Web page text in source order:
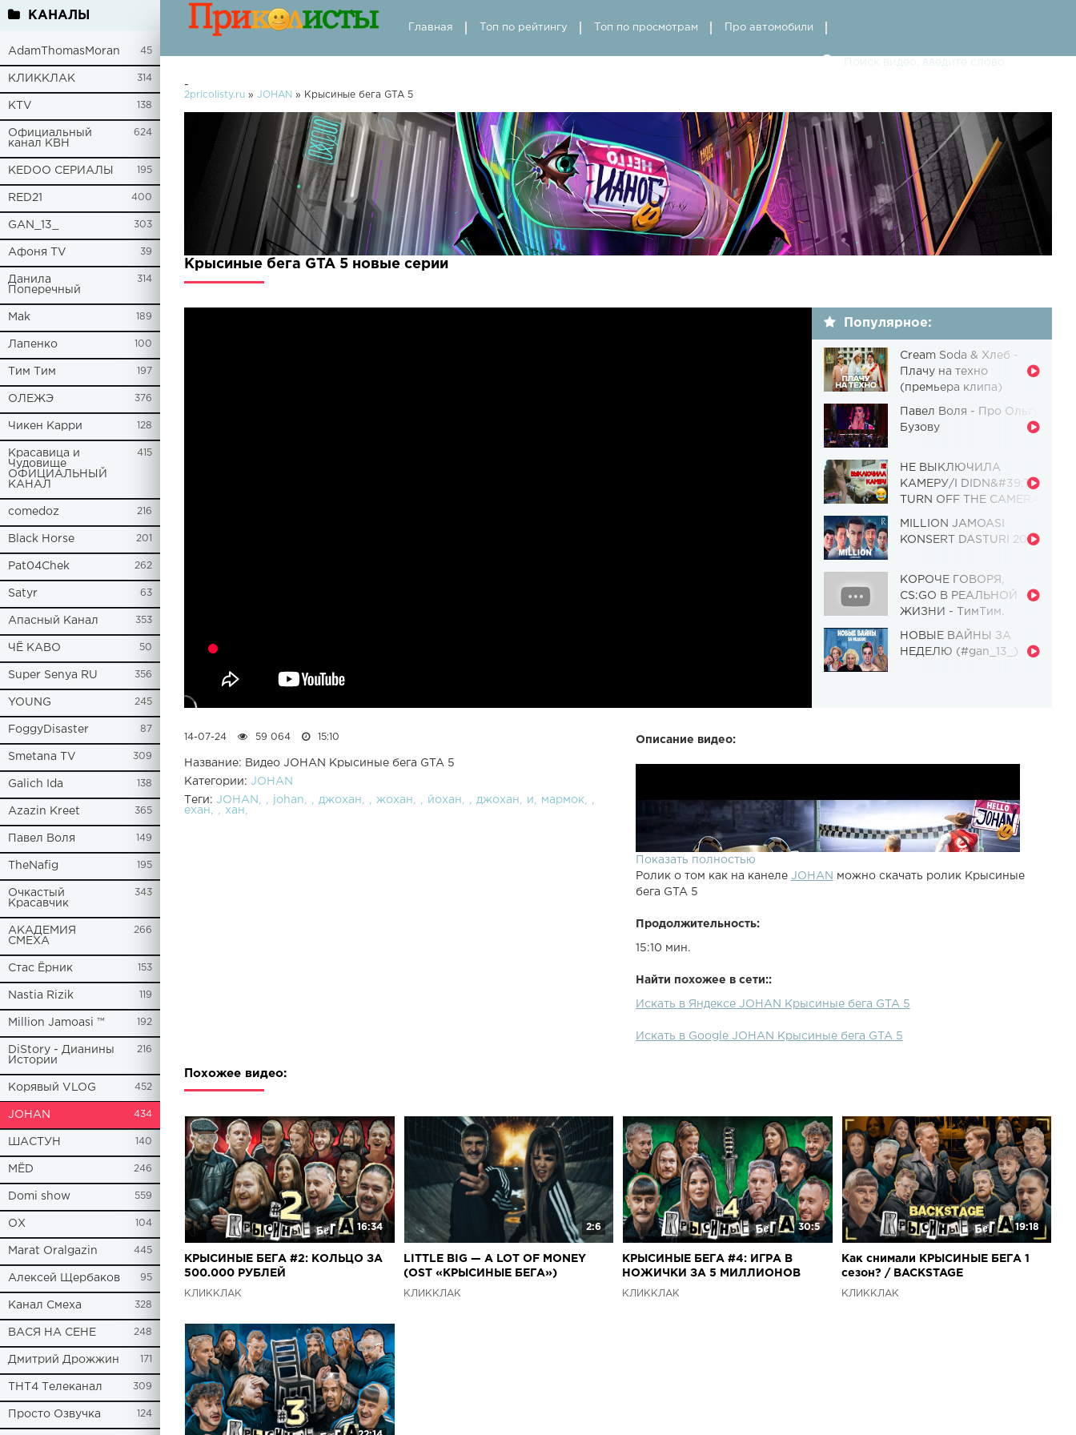
КАНАЛЫ
AdamThomasMoran 45
КЛИККЛАК 314
KTV 138
Официальный
канал КВН
624
KEDOO СЕРИАЛЫ 195
RED21 400
GAN_13_ 303
Афоня TV 39
Данила
Поперечный
314
Mak 189
Лапенко 100
Tим Тим 197
ОЛЕЖЭ 376
Чикен Карри 128
Красавица и
Чудовище
ОФИЦИАЛЬНЫЙ
КАНАЛ
415
comedoz 216
Black Horse 201
Pat04Chek 262
Satyr 63
Апасный Канал 353
ЧЁ КАВО 50
Super Senya RU 356
YOUNG 245
FoggyDisaster 87
Smetana TV 309
Galich Ida 138
Azazin Kreet 365
Павел Воля 149
TheNafig 195
Очкастый
Красавчик
343
АКАДЕМИЯ
СМЕХА
266
Стас Ёрник 153
Nastia Rizik 119
Million Jamoasi ™ 192
DiStory - Дианины
Истории
216
Корявый VLOG 452
JOHAN 434
ШАСТУН 140
МЁD 246
Domi show 559
ОХ 104
Marat Oralgazin 445
Алексей Щербаков 95
Канал Смеха 328
ВАСЯ НА СЕНЕ 248
Дмитрий Дрожжин 171
ТНТ4 Телеканал 309
Просто Озвучка 124
Главная Топ по рейтингу Топ по просмотрам Про автомобили
-
2pricolisty.ru » JOHAN » Крысиные бега GTA 5
Крысиные бега GTA 5 новые серии
Популярное:
Cream Soda & Хлеб -
Плачу на техно
(премьера клипа)
Павел Воля - Про Ольгу
Бузову
НЕ ВЫКЛЮЧИЛА
КАМЕРУ/I DIDN&#39;T
TURN OFF THE CAMERA
Чудовище] (Выпуск 110)
MILLION JAMOASI
KONSERT DASTURI 2019
КОРОЧЕ ГОВОРЯ,
CS:GO В РЕАЛЬНОЙ
ЖИЗНИ - ТимТим.
НОВЫЕ ВАЙНЫ ЗА
НЕДЕЛЮ (#gan_13_)
Описание видео:
Показать полностью
Ролик о том как на канеле JOHAN можно скачать ролик Крысиные
бега GTA 5
Продолжительность:
15:10 мин.
Найти похожее в сети::
Искать в Яндексе JOHAN Крысиные бега GTA 5
Искать в Google JOHAN Крысиные бега GTA 5
14-07-24 59 064 15:10
Название: Видео JOHAN Крысиные бега GTA 5
Категории: JOHAN
Теги: JOHAN johan джохан жохан йохан джохан и
мармок
ехан
хан
Похожее видео:
16:34
КРЫСИНЫЕ БЕГА #2: КОЛЬЦО ЗА
500.000 РУБЛЕЙ
КЛИККЛАК
2:6
LITTLE BIG — A LOT OF MONEY
(OST «КРЫСИНЫЕ БЕГА»)
КЛИККЛАК
30:5
КРЫСИНЫЕ БЕГА #4: ИГРА В
НОЖИЧКИ ЗА 5 МИЛЛИОНОВ
КЛИККЛАК
19:18
Как снимали КРЫСИНЫЕ БЕГА 1
cезон? / BACKSTAGE
КЛИККЛАК